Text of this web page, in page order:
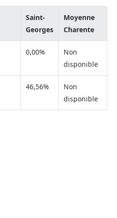
Saint-
Georges
Moyenne
Charente
0,00%
Non
disponible
46,56%
Non
disponible